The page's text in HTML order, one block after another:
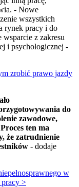
- Nowe
wszystkich
rynek pracy i do
z zakresu
i psychologicznej -
zrobić prawo jazdy
do
zawodowe,
ten ma
że zatrudnienie
- dodaje
w
pracy >